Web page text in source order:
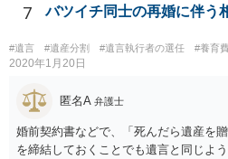
たことを知ってから３か月以内に家庭
7 バツイチ同士の再婚に伴う
#遺言 #遺産分割 #遺言執行者の選任 #養育
2020年1月20日
匿名A 弁護士
婚前契約書などで、「死んだら遺産を
を締結しておくことでも遺言と同じよ